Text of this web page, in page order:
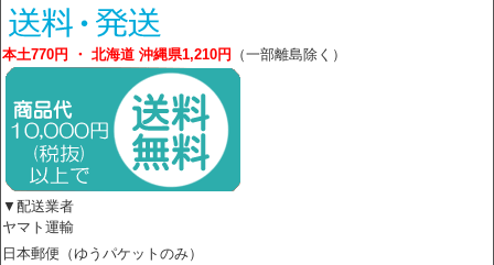
本土770円 ・ 北海道 沖縄県1,210円 （一部離島除く）
▼配送業者
ヤマト運輸
日本郵便（ゆうパケットのみ）